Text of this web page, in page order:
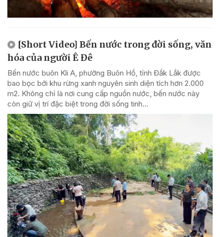
[Short Video] Bến nước trong đời sống, văn
hóa của người Ê Đê
Bến nước buôn Kli A, phường Buôn Hồ, tỉnh Đắk Lắk được
bao bọc bởi khu rừng xanh nguyên sinh diện tích hơn 2.000
m2. Không chỉ là nơi cung cấp nguồn nước, bến nước này
còn giữ vị trí đặc biệt trong đời sống tinh...